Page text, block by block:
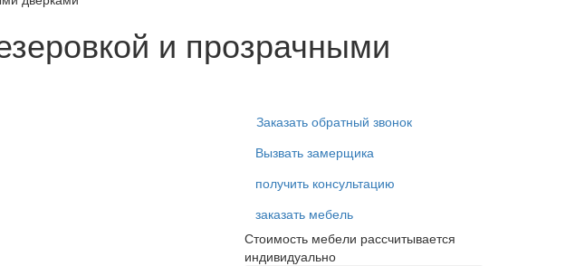
и прозрачными
Заказать обратный звонок
Вызвать замерщика
получить консультацию
заказать мебель
Стоимость мебели рассчитывается
индивидуально